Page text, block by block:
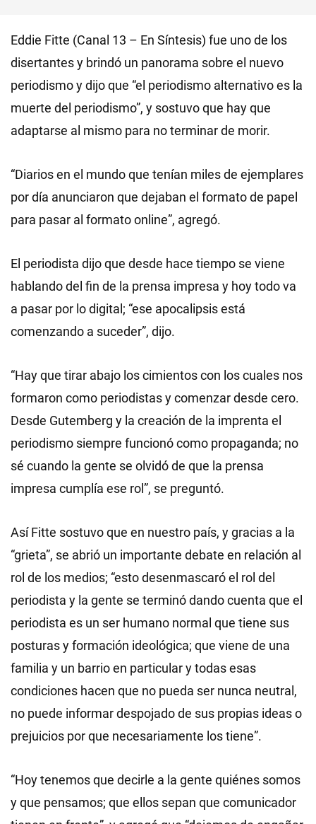
Eddie Fitte (Canal 13 – En Síntesis) fue uno de los
disertantes y brindó un panorama sobre el nuevo
periodismo y dijo que “el periodismo alternativo es la
muerte del periodismo”, y sostuvo que hay que
adaptarse al mismo para no terminar de morir.
“Diarios en el mundo que tenían miles de ejemplares
por día anunciaron que dejaban el formato de papel
para pasar al formato online”, agregó.
El periodista dijo que desde hace tiempo se viene
hablando del fin de la prensa impresa y hoy todo va
a pasar por lo digital; “ese apocalipsis está
comenzando a suceder”, dijo.
“Hay que tirar abajo los cimientos con los cuales nos
formaron como periodistas y comenzar desde cero.
Desde Gutemberg y la creación de la imprenta el
periodismo siempre funcionó como propaganda; no
sé cuando la gente se olvidó de que la prensa
impresa cumplía ese rol”, se preguntó.
Así Fitte sostuvo que en nuestro país, y gracias a la
“grieta”, se abrió un importante debate en relación al
rol de los medios; “esto desenmascaró el rol del
periodista y la gente se terminó dando cuenta que el
periodista es un ser humano normal que tiene sus
posturas y formación ideológica; que viene de una
familia y un barrio en particular y todas esas
condiciones hacen que no pueda ser nunca neutral,
no puede informar despojado de sus propias ideas o
prejuicios por que necesariamente los tiene”.
“Hoy tenemos que decirle a la gente quiénes somos
y que pensamos; que ellos sepan que comunicador